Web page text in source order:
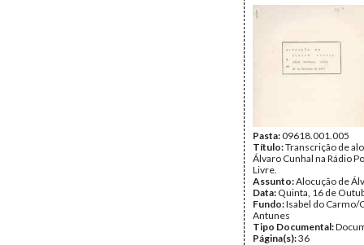
Pasta:09618.001.005
Título:Transcrição de
Álvaro Cunhal na Rádio
Livre.
Assunto:Alocução de
Data: Quinta, 16 de
Fundo:Isabel do Carmo/
Antunes
Tipo Documental:
Página(s):36